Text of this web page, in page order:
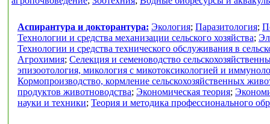
Аспирантура и докторантура: Экология; Паразитология;
Технологии и средства механизации сельского хозяйства;
Технологии и средства технического обслуживания в
Агрохимия; Селекция и семеноводство
эпизоотология, микология с микотоксикологией и
Кормопроизводство, кормление сельскохозяйственных
продуктов животноводства; Экономическая теория;
науки и техники; Теория и методика профессионального